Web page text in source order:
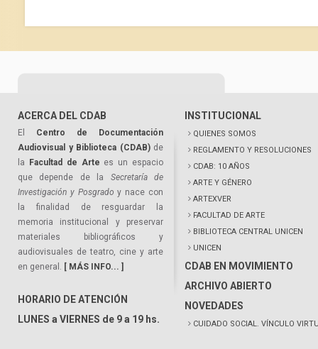
ACERCA DEL CDAB
El Centro de Documentación
Audiovisual y Biblioteca (CDAB)de
la
Facultad de Arte es un espacio
que depende de la Secretaría de
Investigación y Posgrado y nace con
la finalidad de resguardar la
memoria institucional y preservar
materiales bibliográficos y
audiovisuales de teatro, cine y arte
en general. [ MÁS INFO... ]
HORARIO DE ATENCIÓN
LUNES a VIERNES de 9 a 19 hs.
INSTITUCIONAL
QUIENES SOMOS
REGLAMENTO Y RESOLUCIONES
CDAB: 10 AÑOS
ARTE Y GÉNERO
ARTEXVER
FACULTAD DE ARTE
BIBLIOTECA CENTRAL UNICEN
UNICEN
CDAB EN MOVIMIENTO
ARCHIVO ABIERTO
NOVEDADES
CUIDADO SOCIAL. VÍNCULO